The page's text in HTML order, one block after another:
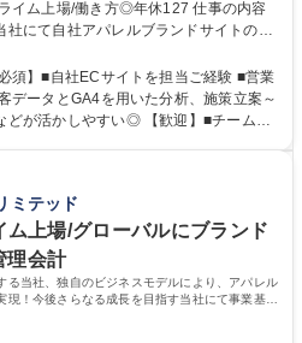
場/働き方◎年休127 仕事の内容
にて自社アパレルブランドサイトのE
WEBSTORE」(MOUSSY、S
販サイト)の運営・ディレクションをお
ガジン、LINE、instagram、X等の運
ボトムアップする為のマニュアル作成
望によりご担当頂く内容を決定しま
須】■自社ECサイトを担当ご経験 ■営業
ータとGA4を用いた分析、施策立案～
やすい◎ 【歓迎】■チームの
社について】日本に340店舗、中国、ア
17ブランド（2025年2月末）を展開
を中心としたOMO戦略等も積極的に
大学 高専
：
ミテッド
ム上場/グローバルにブランド
理会計
当社、独自のビジネスモデルにより、アパレル
！今後さらなる成長を目指す当社にて事業基盤